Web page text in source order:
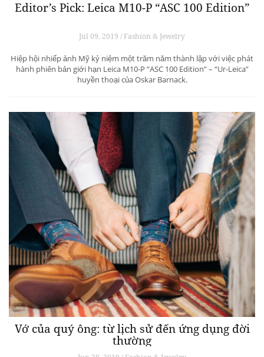
Editor’s Pick: Leica M10-P “ASC 100 Edition”
Jul 09, 2019 / Fashion & Jewelry
Hiệp hội nhiếp ảnh Mỹ kỷ niệm một trăm năm thành lập với việc phát
hành phiên bản giới hạn Leica M10-P “ASC 100 Edition” – “Ur-Leica”
huyền thoại của Oskar Barnack.
Vớ của quý ông: từ lịch sử đến ứng dụng đời
thường